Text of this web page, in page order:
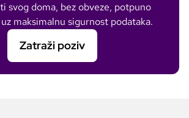
svog doma, bez obveze, potpuno
maksimalnu sigurnost podataka.
Zatraži poziv